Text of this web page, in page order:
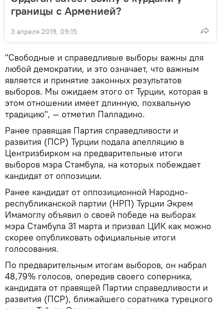
границы с Арменией?
3 апреля 2019, 09:15
"Свободные и справедливые выборы важны для
любой демократии, и это означает, что важным
является и принятие законных результатов
выборов. Мы ожидаем этого от Турции, которая в
этом отношении имеет длинную, похвальную
традицию", — отметил Палладино.
Ранее правящая Партия справедливости и
развития (ПСР) Турции подала апелляцию в
Центризбирком на предварительные итоги
выборов мэра Стамбула, на которых побеждает
кандидат от оппозиции.
Ранее кандидат от оппозиционной Народно-
республиканской партии (НРП) Турции Экрем
Имамоглу объявил о своей победе на выборах
мэра Стамбула 31 марта и призвал ЦИК как можно
скорее опубликовать официальные итоги
голосования.
По предварительным итогам выборов, он набрал
48,79% голосов, опередив своего соперника,
кандидата от правящей Партии справедливости и
развития (ПСР), ближайшего соратника турецкого